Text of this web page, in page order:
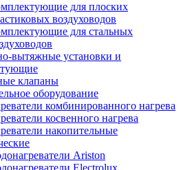
для плоских
воздуховодов
для стальных
вытяжные установки и
клапаны
оборудование
комбинированного нагрева
косвенного нагрева
накопительные
Ariston